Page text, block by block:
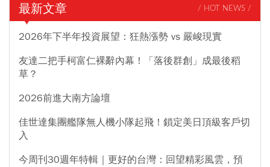
最新文章 / HOT NEWS /
2026年下半年投資展望：狂熱漲勢 vs 嚴峻現實
友達二把手柯富仁裸辭內幕！「落後群創」成最後稻
草？
2026前進大南方論壇
佳世達集團艦隊無人機小隊起飛！鎖定美日頂級客戶切
入
今周刊30週年特輯｜更好的台灣：回望精彩風雲，預